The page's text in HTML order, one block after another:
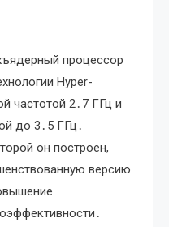
процессор
Hyper-
частотой 2․7 ГГц и
до 3․5 ГГц․
он построен,
версию